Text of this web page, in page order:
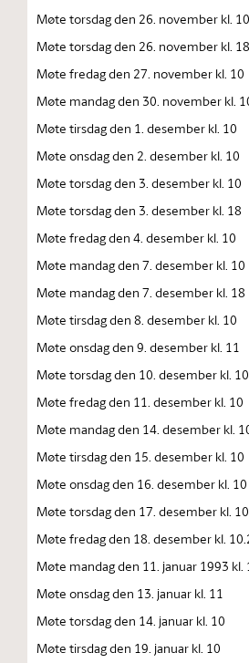
Møte torsdag den 26. november kl. 10
Møte torsdag den 26. november kl. 18
Møte fredag den 27. november kl. 10
Møte mandag den 30. november kl.
Møte tirsdag den 1. desember kl. 10
Møte onsdag den 2. desember kl. 10
Møte torsdag den 3. desember kl. 10
Møte torsdag den 3. desember kl. 18
Møte fredag den 4. desember kl. 10
Møte mandag den 7. desember kl. 10
Møte mandag den 7. desember kl. 18
Møte tirsdag den 8. desember kl. 10
Møte onsdag den 9. desember kl. 11
Møte torsdag den 10. desember kl. 10
Møte fredag den 11. desember kl. 10
Møte mandag den 14. desember kl.
Møte tirsdag den 15. desember kl. 10
Møte onsdag den 16. desember kl. 10
Møte torsdag den 17. desember kl. 10
Møte fredag den 18. desember kl.
Møte mandag den 11. januar 1993 kl.
Møte onsdag den 13. januar kl. 11
Møte torsdag den 14. januar kl. 10
Møte tirsdag den 19. januar kl. 10